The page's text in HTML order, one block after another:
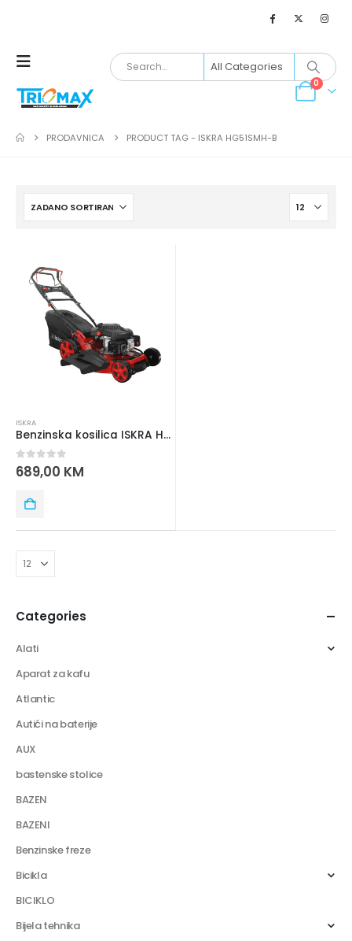
0
PRODAVNICA PRODUCT TAG - ISKRA HG51SMH-B
ISKRA
Benzinska kosilica ISKRA HG51SMH-B
0out of 5
689,00 KM
Categories
Alati
Aparat za kafu
Atlantic
Autići na baterije
AUX
bastenske stolice
BAZEN
BAZENI
Benzinske freze
Bicikla
BICIKLO
Bijela tehnika